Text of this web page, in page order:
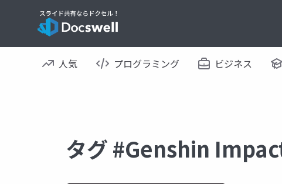
人気 プログラミング ビジネス
タグ #Genshin